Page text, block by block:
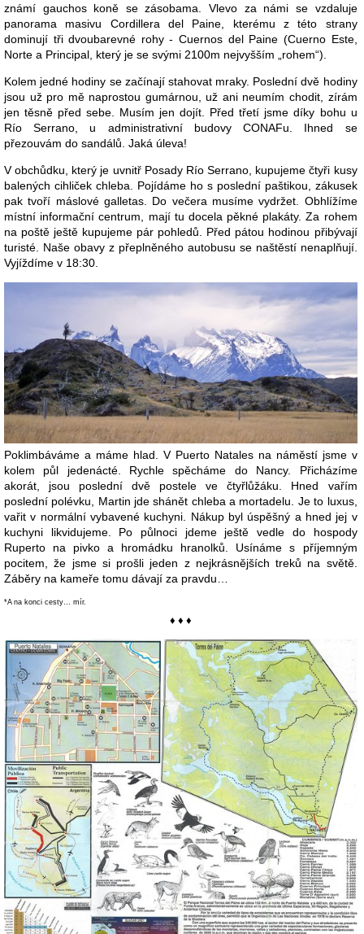
známí gauchos koně se zásobama. Vlevo za námi se vzdaluje
panorama masivu Cordillera del Paine, kterému z této strany
dominují tři dvoubarevné rohy - Cuernos del Paine (Cuerno Este,
Norte a Principal, který je se svými 2100m nejvyšším „rohem“).
Kolem jedné hodiny se začínají stahovat mraky. Poslední dvě hodiny
jsou už pro mě naprostou gumárnou, už ani neumím chodit, zírám
jen těsně před sebe. Musím jen dojít. Před třetí jsme díky bohu u
Río Serrano, u administrativní budovy CONAFu. Ihned se
přezouvám do sandálů. Jaká úleva!
V obchůdku, který je uvnitř Posady Río Serrano, kupujeme čtyři kusy
balených cihliček chleba. Pojídáme ho s poslední paštikou, zákusek
pak tvoří máslové galletas. Do večera musíme vydržet. Obhlížíme
místní informační centrum, mají tu docela pěkné plakáty. Za rohem
na poště ještě kupujeme pár pohledů. Před pátou hodinou přibývají
turisté. Naše obavy z přeplněného autobusu se naštěstí nenaplňují.
Vyjíždíme v 18:30.
Poklimbáváme a máme hlad. V Puerto Natales na náměstí jsme v
kolem půl jedenácté. Rychle spěcháme do Nancy. Přicházíme
akorát, jsou poslední dvě postele ve čtyřlůžáku. Hned vařím
poslední polévku, Martin jde shánět chleba a mortadelu. Je to luxus,
vařit v normální vybavené kuchyni. Nákup byl úspěšný a hned jej v
kuchyni likvidujeme. Po půlnoci jdeme ještě vedle do hospody
Ruperto na pivko a hromádku hranolků. Usínáme s příjemným
pocitem, že jsme si prošli jeden z nejkrásnějších treků na světě.
Záběry na kameře tomu dávají za pravdu…
*A na konci cesty… mír.
♦ ♦ ♦